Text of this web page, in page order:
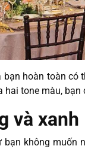
bạn hoàn toàn có
hai tone màu,
và xanh
bạn không muốn